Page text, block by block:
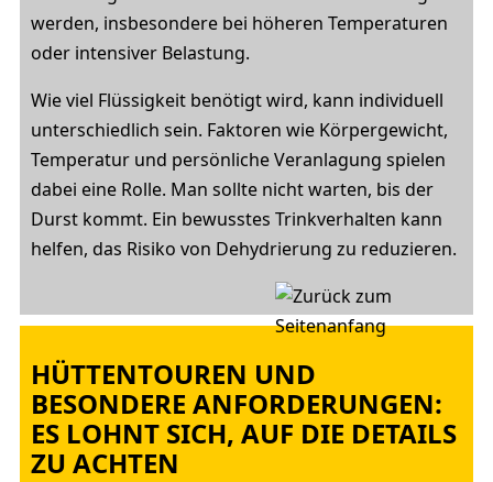
werden, insbesondere bei höheren Temperaturen
oder intensiver Belastung.
Wie viel Flüssigkeit benötigt wird, kann individuell
unterschiedlich sein. Faktoren wie Körpergewicht,
Temperatur und persönliche Veranlagung spielen
dabei eine Rolle. Man sollte nicht warten, bis der
Durst kommt. Ein bewusstes Trinkverhalten kann
helfen, das Risiko von Dehydrierung zu reduzieren.
HÜTTENTOUREN UND
BESONDERE ANFORDERUNGEN:
ES LOHNT SICH, AUF DIE DETAILS
ZU ACHTEN